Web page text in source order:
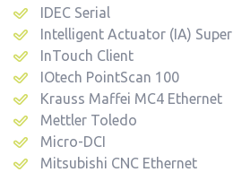
IDEC Serial
Intelligent Actuator (IA) Super
InTouch Client
IOtech PointScan 100
Krauss Maffei MC4 Ethernet
Mettler Toledo
Micro-DCI
Mitsubishi CNC Ethernet